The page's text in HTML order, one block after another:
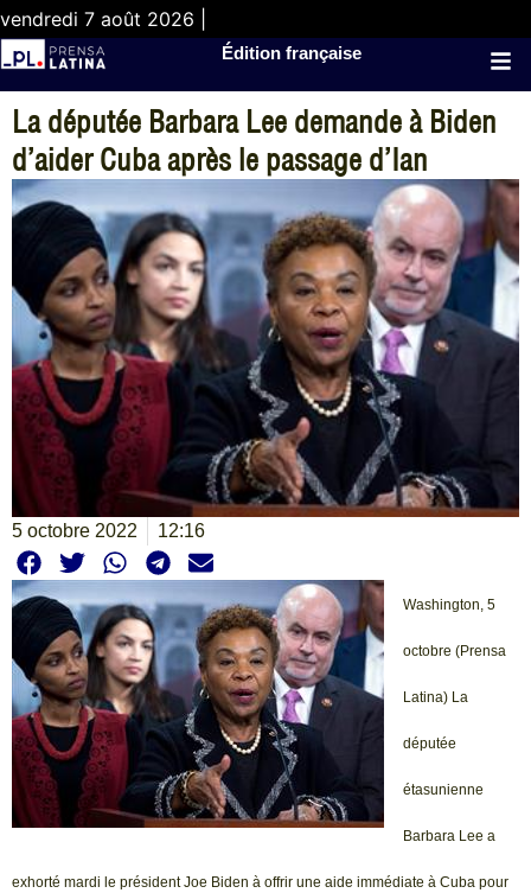
vendredi 7 août 2026 |
Édition française
La députée Barbara Lee demande à Biden
d’aider Cuba après le passage d’Ian
5 octobre 2022 12:16
Washington, 5
octobre (Prensa
Latina) La
députée
étasunienne
Barbara Lee a
exhorté mardi le président Joe Biden à offrir une aide immédiate à Cuba pour